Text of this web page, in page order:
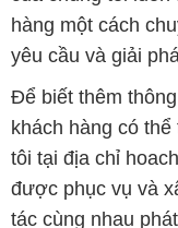
hàng một cách
yêu cầu và giải
Để biết thêm
khách hàng có
tôi tại địa chỉ
được phục vụ và
tác cùng nhau